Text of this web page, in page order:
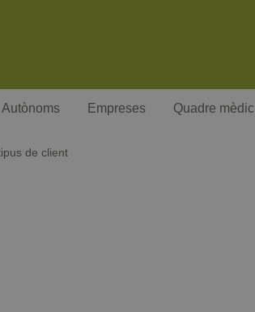
Autònoms Empreses Quadre mèdic
de client